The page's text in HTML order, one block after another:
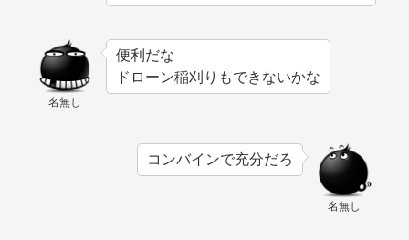
名無し
便利だな
ドローン稲刈りもできないかな
名無し
コンバインで充分だろ